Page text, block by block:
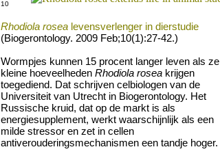
10
Rhodiola rosea levensverlenger in dierstudie
(Biogerontology. 2009 Feb;10(1):27-42.)
Wormpjes kunnen 15 procent langer leven als ze
kleine hoeveelheden Rhodiola rosea krijgen
toegediend. Dat schrijven celbiologen van de
Universiteit van Utrecht in Biogerontology. Het
Russische kruid, dat op de markt is als
energiesupplement, werkt waarschijnlijk als een
milde stressor en zet in cellen
antiverouderingsmechanismen een tandje hoger.